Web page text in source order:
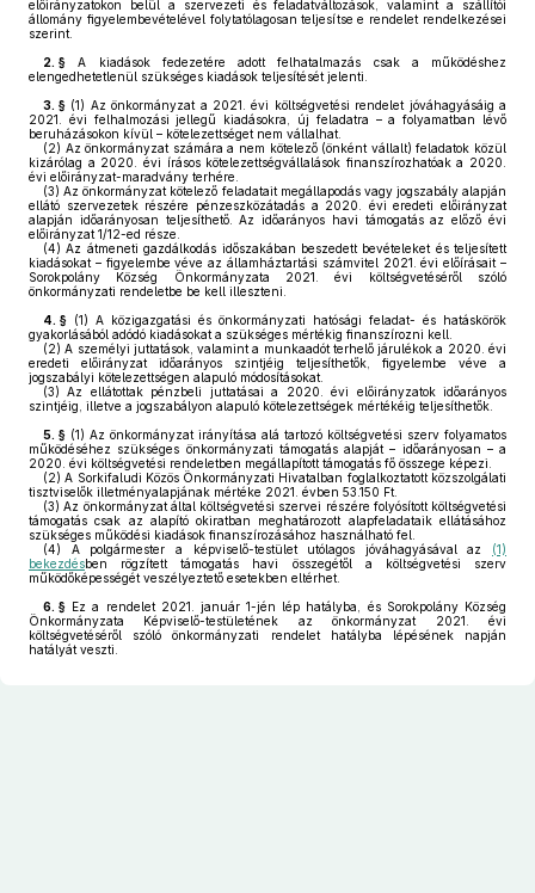
előirányzatokon belül a szervezeti és feladatváltozások, valamint a szállítói
állomány figyelembevételével folytatólagosan teljesítse e rendelet rendelkezései
szerint.
2. § A kiadások fedezetére adott felhatalmazás csak a működéshez
elengedhetetlenül szükséges kiadások teljesítését jelenti.
3. § (1) Az önkormányzat a 2021. évi költségvetési rendelet jóváhagyásáig a
2021. évi felhalmozási jellegű kiadásokra, új feladatra – a folyamatban lévő
beruházásokon kívül – kötelezettséget nem vállalhat.
(2) Az önkormányzat számára a nem kötelező (önként vállalt) feladatok közül
kizárólag a 2020. évi írásos kötelezettségvállalások finanszírozhatóak a 2020.
évi előirányzat-maradvány terhére.
(3) Az önkormányzat kötelező feladatait megállapodás vagy jogszabály alapján
ellátó szervezetek részére pénzeszközátadás a 2020. évi eredeti előirányzat
alapján időarányosan teljesíthető. Az időarányos havi támogatás az előző évi
előirányzat 1/12-ed része.
(4) Az átmeneti gazdálkodás időszakában beszedett bevételeket és teljesített
kiadásokat – figyelembe véve az államháztartási számvitel 2021. évi előírásait –
Sorokpolány Község Önkormányzata 2021. évi költségvetéséről szóló
önkormányzati rendeletbe be kell illeszteni.
4. § (1) A közigazgatási és önkormányzati hatósági feladat- és hatáskörök
gyakorlásából adódó kiadásokat a szükséges mértékig finanszírozni kell.
(2) A személyi juttatások, valamint a munkaadót terhelő járulékok a 2020. évi
eredeti előirányzat időarányos szintjéig teljesíthetők, figyelembe véve a
jogszabályi kötelezettségen alapuló módosításokat.
(3) Az ellátottak pénzbeli juttatásai a 2020. évi előirányzatok időarányos
szintjéig, illetve a jogszabályon alapuló kötelezettségek mértékéig teljesíthetők.
5. § (1) Az önkormányzat irányítása alá tartozó költségvetési szerv folyamatos
működéséhez szükséges önkormányzati támogatás alapját – időarányosan – a
2020. évi költségvetési rendeletben megállapított támogatás fő összege képezi.
(2) A Sorkifaludi Közös Önkormányzati Hivatalban foglalkoztatott közszolgálati
tisztviselők illetményalapjának mértéke 2021. évben 53.150 Ft.
(3) Az önkormányzat által költségvetési szervei részére folyósított költségvetési
támogatás csak az alapító okiratban meghatározott alapfeladataik ellátásához
szükséges működési kiadások finanszírozásához használható fel.
(4) A polgármester a képviselő-testület utólagos jóváhagyásával az (1)
bekezdésben rögzített támogatás havi összegétől a költségvetési szerv
működőképességét veszélyeztető esetekben eltérhet.
6. § Ez a rendelet 2021. január 1-jén lép hatályba, és Sorokpolány Község
Önkormányzata Képviselő-testületének az önkormányzat 2021. évi
költségvetéséről szóló önkormányzati rendelet hatályba lépésének napján
hatályát veszti.